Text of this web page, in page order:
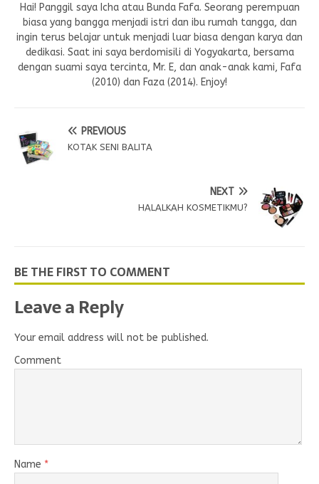
Hai! Panggil saya Icha atau Bunda Fafa. Seorang perempuan
biasa yang bangga menjadi istri dan ibu rumah tangga, dan
ingin terus belajar untuk menjadi luar biasa dengan karya dan
dedikasi. Saat ini saya berdomisili di Yogyakarta, bersama
dengan suami saya tercinta, Mr. E, dan anak-anak kami, Fafa
(2010) dan Faza (2014). Enjoy!
PREVIOUS
KOTAK SENI BALITA
NEXT
HALALKAH KOSMETIKMU?
BE THE FIRST TO COMMENT
Leave a Reply
Your email address will not be published.
Comment
Name *